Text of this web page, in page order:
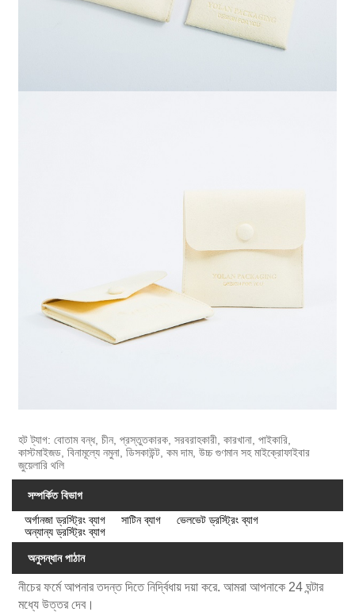
হট ট্যাগ: বোতাম বন্ধ, চীন, প্রস্তুতকারক, সরবরাহকারী, কারখানা, পাইকারি,
কাস্টমাইজড, বিনামূল্যে নমুনা, ডিসকাউন্ট, কম দাম, উচ্চ গুণমান সহ মাইক্রোফাইবার
জুয়েলারি থলি
সম্পর্কিত বিভাগ
অর্গানজা ড্রস্ট্রিং ব্যাগ
সাটিন ব্যাগ
ভেলভেট ড্রস্ট্রিং ব্যাগ
অন্যান্য ড্রস্ট্রিং ব্যাগ
অনুসন্ধান পাঠান
নীচের ফর্মে আপনার তদন্ত দিতে নির্দ্বিধায় দয়া করে. আমরা আপনাকে 24 ঘন্টার
মধ্যে উত্তর দেব।